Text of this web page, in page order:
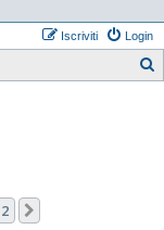
Login
Iscriviti
2